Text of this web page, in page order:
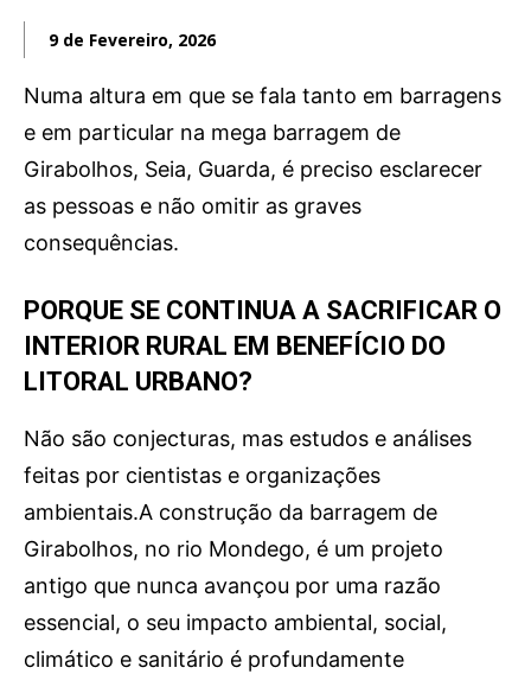
DESPORTO
JOVENS PENSADORES
SENENSES PELO MUNDO
EM FOCO
OPINIÃO DOS LEITORES
EM LUTO
COLUNISTAS do JSM
Assinaturas
Onde comprar o Jornal
Voz da Solidariedade
»»» Fundação Aurora Borges
9 de Fevereiro, 2026
Numa altura em que se fala tanto em barragens
e em particular na mega barragem de
Girabolhos, Seia, Guarda, é preciso esclarecer
as pessoas e não omitir as graves
consequências.
PORQUE SE CONTINUA A SACRIFICAR O
INTERIOR RURAL EM BENEFÍCIO DO
LITORAL URBANO?
Não são conjecturas, mas estudos e análises
feitas por cientistas e organizações
ambientais.A construção da barragem de
Girabolhos, no rio Mondego, é um projeto
antigo que nunca avançou por uma razão
essencial, o seu impacto ambiental, social,
climático e sanitário é profundamente